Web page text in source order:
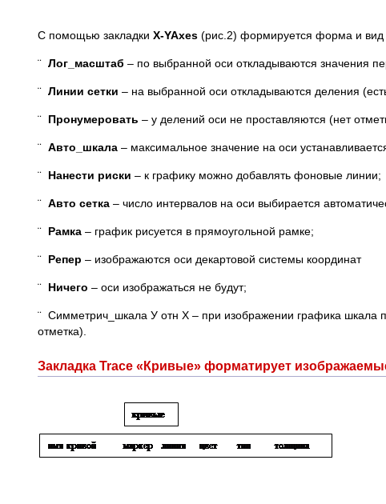
С помощью закладки X-YAxes (рис.2) формируется форма и вид
¨ Лог_масштаб – по выбранной оси откладываются значения
¨ Линии сетки – на выбранной оси откладываются деления
¨ Пронумеровать – у делений оси не проставляются (нет
¨ Авто_шкала – максимальное значение на оси
¨ Нанести риски – к графику можно добавлять фоновые линии;
¨ Авто сетка – число интервалов на оси выбирается
¨ Рамка – график рисуется в прямоугольной рамке;
¨ Репер – изображаются оси декартовой системы координат
¨ Ничего – оси изображаться не будут;
¨ Симметрич_шкала У отн Х – при изображении графика шкала
отметка).
Закладка Trace «Кривые» форматирует